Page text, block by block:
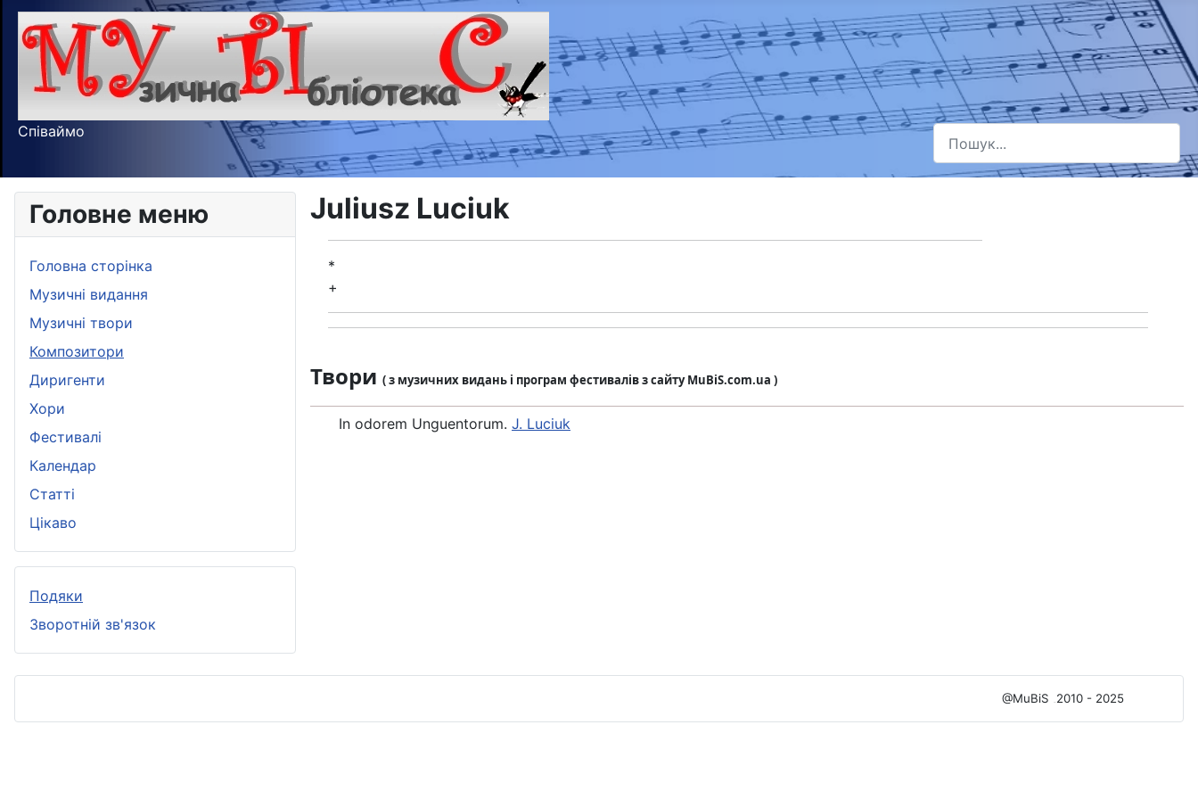
Співаймо Пошук
Type 2 or more characters for results.
Головне меню
Головна сторінка
Музичні видання
Музичні твори
Композитори
Диригенти
Хори
Фестивалі
Календар
Статті
Цікаво
Подяки
Зворотній зв'язок
Juliusz Luciuk
*
+
Твори ( з музичних видань і програм фестивалів з сайту MuBiS.com.ua )
In odorem Unguentorum. J. Luciuk
@MuBiS 2010 - 2025